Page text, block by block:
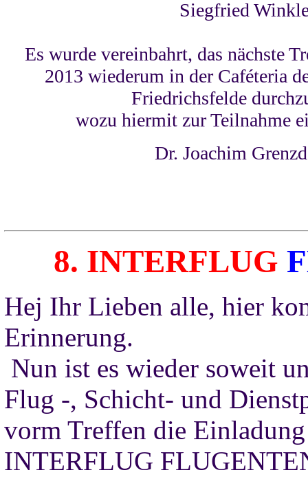
Siegfried
Es wurde vereinbahrt, das nächste
2013 wiederum in der Caféteria
Friedrichsfelde
wozu hiermit zur Teilnahme
Dr. Joachim
8. INTERFLUG
Hej Ihr Lieben alle, hier
Erinnerung.
Nun ist es wieder soweit
Flug -, Schicht- und
vorm Treffen die
INTERFLUG